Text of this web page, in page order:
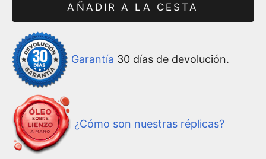
AÑADIR A LA CESTA
Garantía 30 días de devolución.
¿Cómo son nuestras réplicas?